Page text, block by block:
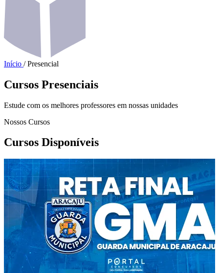
Início / Presencial
Cursos Presenciais
Estude com os melhores professores em nossas unidades
Nossos Cursos
Cursos Disponíveis